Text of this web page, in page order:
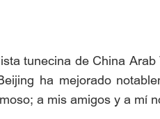
tunecina de China
ha mejorado
a mis amigos y a mí